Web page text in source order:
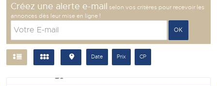
Créez une alerte e-mail selon vos critères pour recevoir les
annonces dès leur mise en ligne !
Date Prix CP